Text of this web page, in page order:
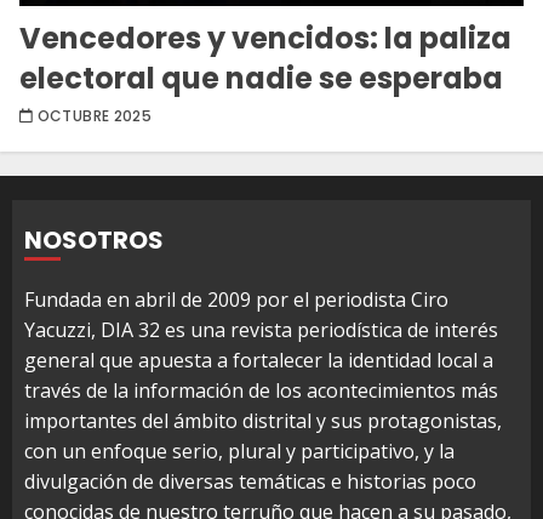
Vencedores y vencidos: la paliza
electoral que nadie se esperaba
OCTUBRE 2025
NOSOTROS
Fundada en abril de 2009 por el periodista Ciro
Yacuzzi, DIA 32 es una revista periodística de interés
general que apuesta a fortalecer la identidad local a
través de la información de los acontecimientos más
importantes del ámbito distrital y sus protagonistas,
con un enfoque serio, plural y participativo, y la
divulgación de diversas temáticas e historias poco
conocidas de nuestro terruño que hacen a su pasado,